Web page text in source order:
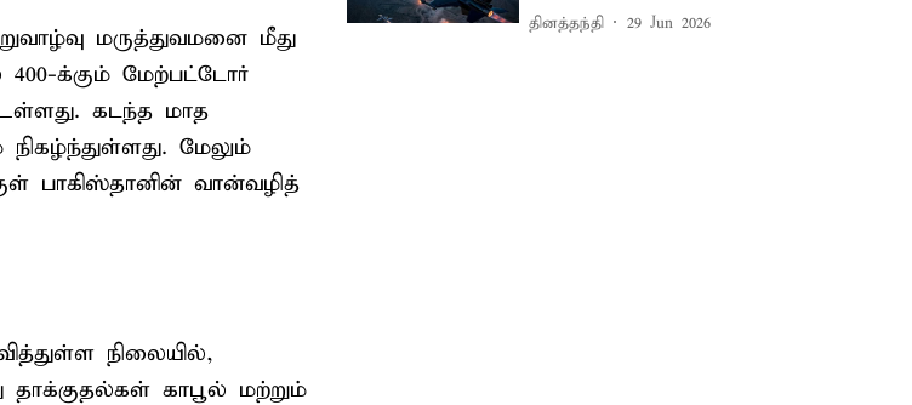
மருத்துவமனை மீது
400-க்கும் மேற்பட்டோர்
கடந்த மாத
மேலும்
பாகிஸ்தானின் வான்வழித்
நிலையில்,
தாக்குதல்கள் காபூல் மற்றும்
தினத்தந்தி 29 Jun 2026